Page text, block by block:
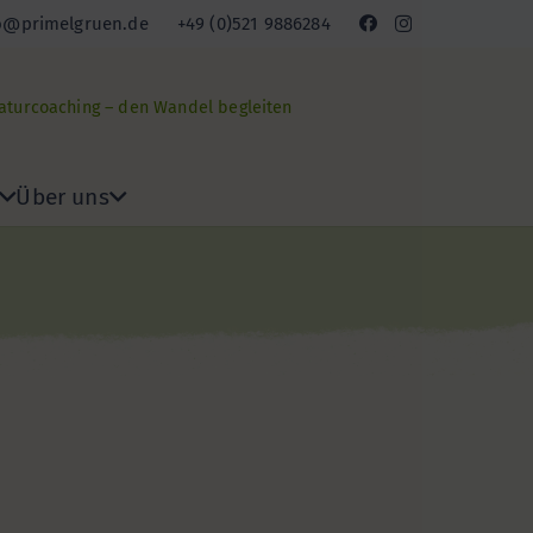
+49 (0)521 9886284
– den Wandel begleiten
Über uns